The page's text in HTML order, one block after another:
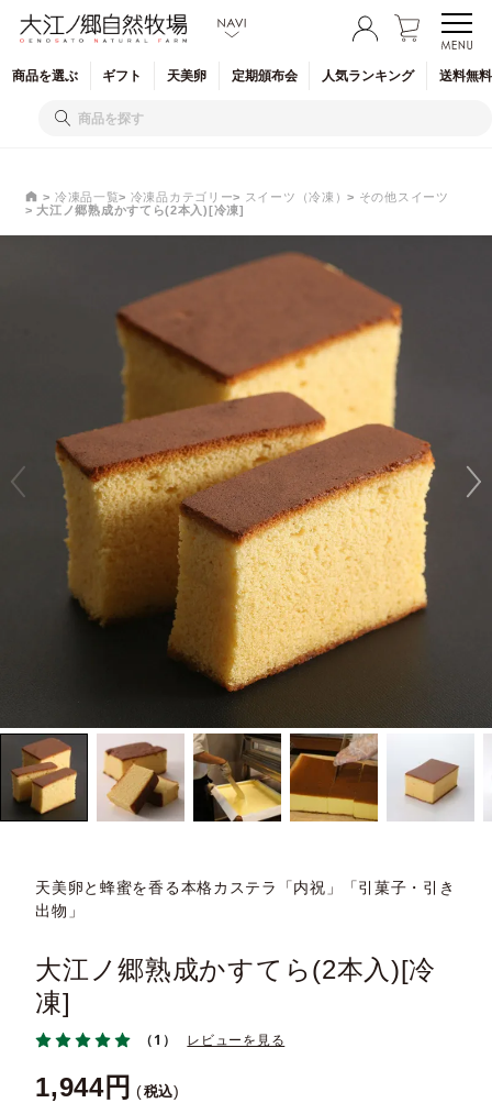
商品を選ぶ ギフト 天美卵 定期頒布会 人気ランキング 送料無
冷凍品一覧 冷凍品カテゴリー スイーツ（冷凍）
その他スイーツ
大江ノ郷熟成かすてら(2本入)[冷凍]
天美卵と蜂蜜を香る本格カステラ「内祝」「引菓子・引き
出物」
大江ノ郷熟成かすてら(2本入)[冷
凍]
（1） レビューを見る
1,944 税込